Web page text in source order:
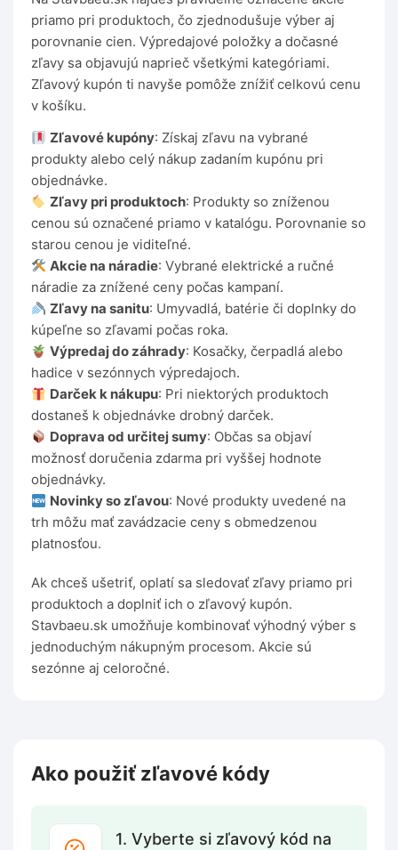
priamo pri produktoch, čo zjednodušuje výber aj
porovnanie cien. Výpredajové položky a dočasné
zľavy sa objavujú naprieč všetkými kategóriami.
Zľavový kupón ti navyše pomôže znížiť celkovú cenu
v košíku.
Zľavové kupóny: Získaj zľavu na vybrané
produkty alebo celý nákup zadaním kupónu pri
objednávke.
Zľavy pri produktoch: Produkty so zníženou
cenou sú označené priamo v katalógu. Porovnanie so
starou cenou je viditeľné.
Akcie na náradie: Vybrané elektrické a ručné
náradie za znížené ceny počas kampaní.
Zľavy na sanitu: Umyvadlá, batérie či doplnky do
kúpeľne so zľavami počas roka.
Výpredaj do záhrady: Kosačky, čerpadlá alebo
hadice v sezónnych výpredajoch.
Darček k nákupu: Pri niektorých produktoch
dostaneš k objednávke drobný darček.
Doprava od určitej sumy: Občas sa objaví
možnosť doručenia zdarma pri vyššej hodnote
objednávky.
Novinky so zľavou: Nové produkty uvedené na
trh môžu mať zavádzacie ceny s obmedzenou
platnosťou.
Ak chceš ušetriť, oplatí sa sledovať zľavy priamo pri
produktoch a doplniť ich o zľavový kupón.
Stavbaeu.sk umožňuje kombinovať výhodný výber s
jednoduchým nákupným procesom. Akcie sú
sezónne aj celoročné.
Ako použiť zľavové kódy
1. Vyberte si zľavový kód na